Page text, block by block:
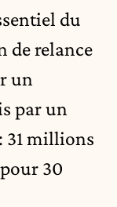
du
de relance
un
par un
31 millions
30